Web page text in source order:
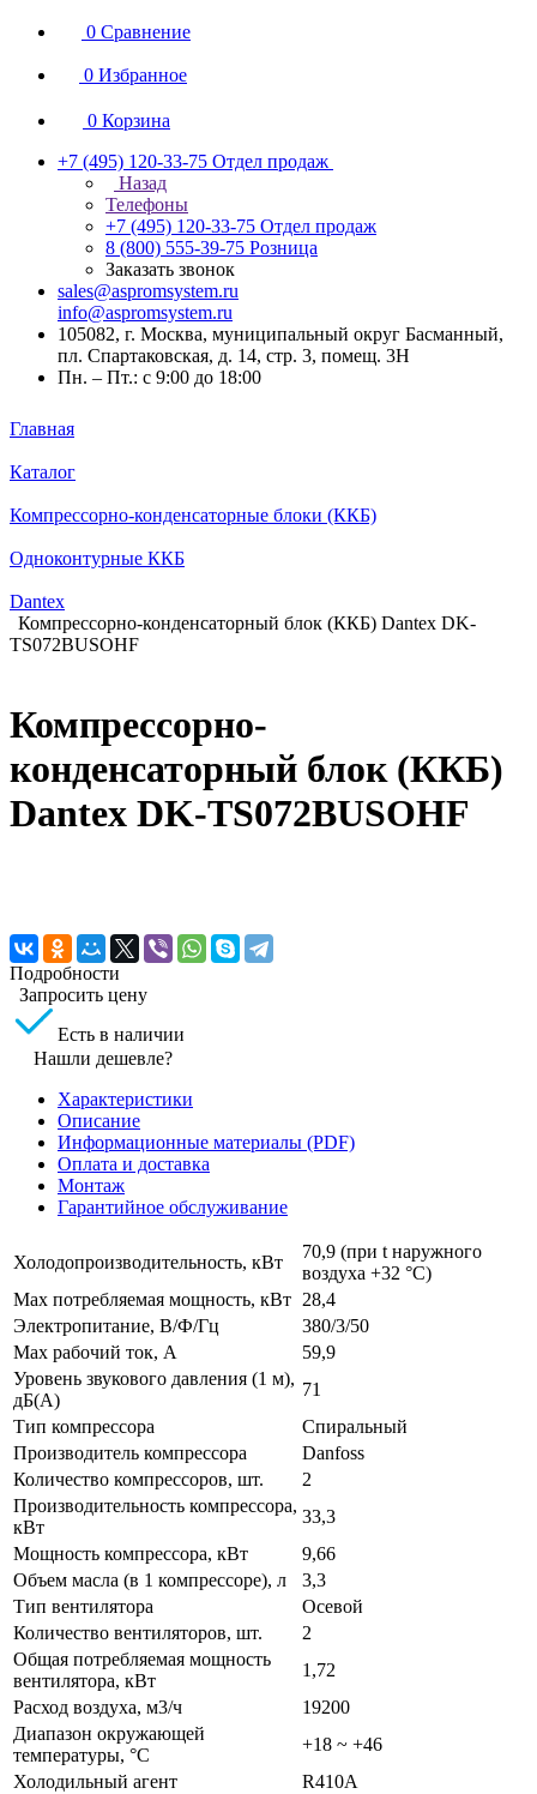
0 Сравнение
0 Избранное
0 Корзина
+7 (495) 120-33-75 Отдел продаж
Назад
Телефоны
+7 (495) 120-33-75 Отдел продаж
8 (800) 555-39-75 Розница
Заказать звонок
sales@aspromsystem.ru
info@aspromsystem.ru
105082, г. Москва, муниципальный округ Басманный,
пл. Спартаковская, д. 14, стр. 3, помещ. 3Н
Пн. – Пт.: с 9:00 до 18:00
Главная
Каталог
Компрессорно-конденсаторные блоки (ККБ)
Одноконтурные ККБ
Dantex
Компрессорно-конденсаторный блок (ККБ) Dantex DK-
TS072BUSOHF
Компрессорно-
конденсаторный блок (ККБ)
Dantex DK-TS072BUSOHF
Подробности
Запросить цену
Есть в наличии
Нашли дешевле?
Характеристики
Описание
Информационные материалы (PDF)
Оплата и доставка
Монтаж
Гарантийное обслуживание
Холодопроизводительность, кВт
70,9 (при t наружного
воздуха +32 °С)
Max потребляемая мощность, кВт 28,4
Электропитание, В/Ф/Гц
380/3/50
Max рабочий ток, А
59,9
Уровень звукового давления (1 м),
дБ(А)
71
Тип компрессора
Спиральный
Производитель компрессора
Danfoss
Количество компрессоров, шт.
2
Производительность компрессора,
кВт
33,3
Мощность компрессора, кВт
9,66
Объем масла (в 1 компрессоре), л
3,3
Тип вентилятора
Осевой
Количество вентиляторов, шт.
2
Общая потребляемая мощность
вентилятора, кВт
1,72
Расход воздуха, м3/ч
19200
Диапазон окружающей
температуры, °С
+18 ~ +46
Холодильный агент
R410A